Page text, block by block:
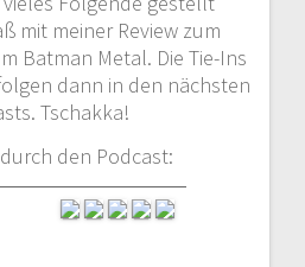
mit meiner Review zum
Batman Metal. Die Tie-Ins
dann in den nächsten
Tschakka!
den Podcast: